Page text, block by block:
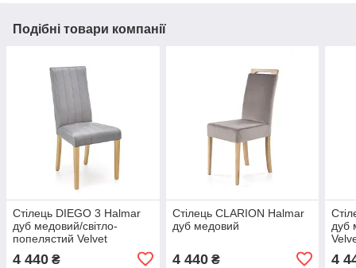
Подібні товари компанії
Стілець DIEGO 3 Halmar
дуб медовий/світло-
попелястий Velvet
4 440 ₴
Стілець CLARION Halmar
дуб медовий
4 440₴
дуб
4